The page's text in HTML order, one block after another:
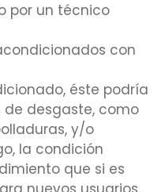
por un técnico
con
éste podría
de desgaste, como
y/o
la condición
que si es